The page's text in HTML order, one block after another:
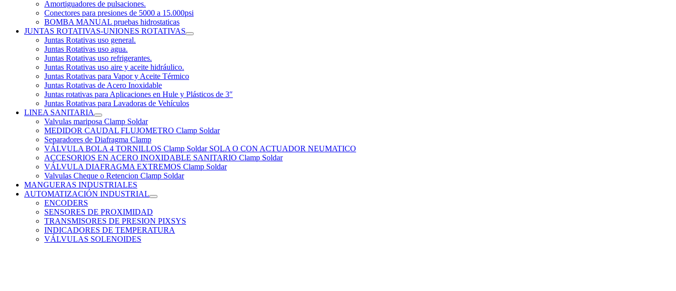
Amortiguadores de pulsaciones.
Conectores para presiones de 5000 a 15.000psi
BOMBA MANUAL pruebas hidrostaticas
JUNTAS ROTATIVAS-UNIONES ROTATIVAS
Juntas Rotativas uso general.
Juntas Rotativas uso agua.
Juntas Rotativas uso refrigerantes.
Juntas Rotativas uso aire y aceite hidráulico.
Juntas Rotativas para Vapor y Aceite Térmico
Juntas Rotativas de Acero Inoxidable
Juntas rotativas para Aplicaciones en Hule y Plásticos de 3″
Juntas Rotativas para Lavadoras de Vehículos
LINEA SANITARIA
Valvulas mariposa Clamp Soldar
MEDIDOR CAUDAL FLUJOMETRO Clamp Soldar
Separadores de Diafragma Clamp
VÁLVULA BOLA 4 TORNILLOS Clamp Soldar SOLA O CON ACTUADOR NEUMATICO
ACCESORIOS EN ACERO INOXIDABLE SANITARIO Clamp Soldar
VÁLVULA DIAFRAGMA EXTREMOS Clamp Soldar
Valvulas Cheque o Retencion Clamp Soldar
MANGUERAS INDUSTRIALES
AUTOMATIZACIÓN INDUSTRIAL
ENCODERS
SENSORES DE PROXIMIDAD
TRANSMISORES DE PRESION PIXSYS
INDICADORES DE TEMPERATURA
VÁLVULAS SOLENOIDES